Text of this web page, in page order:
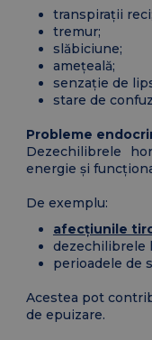
transpirații reci;
tremur;
slăbiciune;
amețeală;
senzație de
stare de
Probleme
Dezechilibrele
energie și
De exemplu:
afecțiunile
dezechilibrele
perioadele de
Acestea pot
de epuizare.